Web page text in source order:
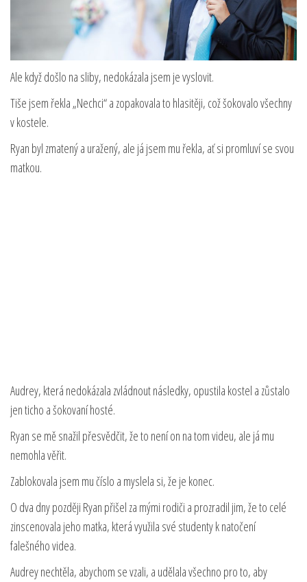
Ale když došlo na sliby, nedokázala jsem je vyslovit.
Tiše jsem řekla „Nechci“ a zopakovala to hlasitěji, což šokovalo všechny
v kostele.
Ryan byl zmatený a uražený, ale já jsem mu řekla, ať si promluví se svou
matkou.
Audrey, která nedokázala zvládnout následky, opustila kostel a zůstalo
jen ticho a šokovaní hosté.
Ryan se mě snažil přesvědčit, že to není on na tom videu, ale já mu
nemohla věřit.
Zablokovala jsem mu číslo a myslela si, že je konec.
O dva dny později Ryan přišel za mými rodiči a prozradil jim, že to celé
zinscenovala jeho matka, která využila své studenty k natočení
falešného videa.
Audrey nechtěla, abychom se vzali, a udělala všechno pro to, aby